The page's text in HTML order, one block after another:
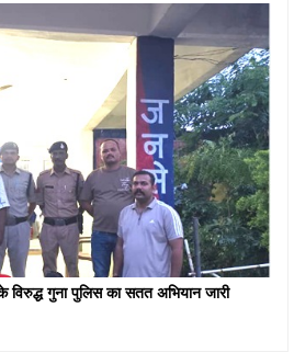
गुना पुलिस का सतत अभियान जारी